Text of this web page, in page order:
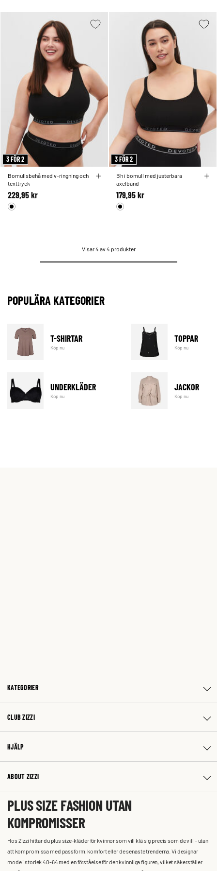
3 FÖR 2
Bomullsbehå med v-ringning och
texttryck
229,95 kr
3 FÖR 2
Bh i bomull med justerbara
axelband
179,95 kr
Visar 4 av 4 produkter
POPULÄRA KATEGORIER
T-SHIRTAR
Köp nu
TOPPAR
Köp nu
UNDERKLÄDER
Köp nu
JACKOR
Köp nu
KATEGORIER
CLUB ZIZZI
HJÄLP
ABOUT ZIZZI
PLUS SIZE FASHION UTAN
KOMPROMISSER
Hos Zizzi hittar du plus size-kläder för kvinnor som vill klä sig precis som de vill – utan
att kompromissa med passform, komfort eller de senaste trenderna. Vi designar
mode i storlek 40-64 med en förståelse för den kvinnliga figuren, vilket säkerställer